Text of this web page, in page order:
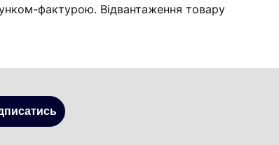
фактурою. Відвантаження товару